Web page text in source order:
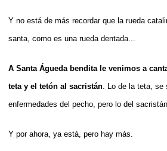
Y no está de más recordar que la rueda
santa, como es una rueda dentada...
A Santa Águeda bendita le venimos a
teta y el tetón al sacristán . Lo de la teta,
enfermedades del pecho, pero lo del
Y por ahora, ya está, pero hay más.